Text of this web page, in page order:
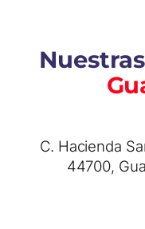
C. Hacienda
44700,